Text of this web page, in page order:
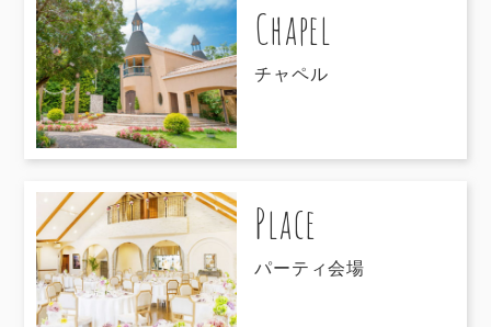
Chapel
チャペル
Place
パーティ会場